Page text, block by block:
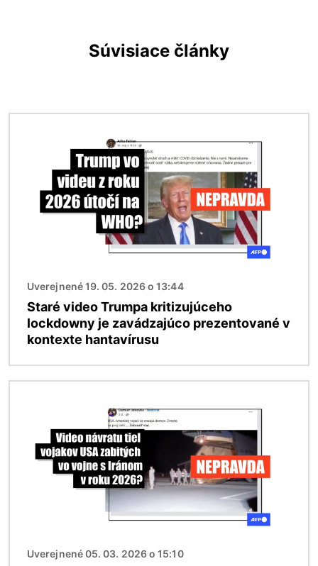
Súvisiace články
Uverejnené 19. 05. 2026 o 13:44
Staré video Trumpa kritizujúceho
lockdowny je zavádzajúco prezentované v
kontexte hantavírusu
Uverejnené 05. 03. 2026 o 15:10